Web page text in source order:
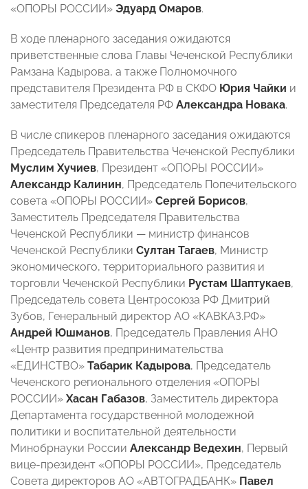
«ОПОРЫ РОССИИ» Эдуард Омаров.
В ходе пленарного заседания ожидаются
приветственные слова Главы Чеченской Республики
Рамзана Кадырова, а также Полномочного
представителя Президента РФ в СКФО Юрия Чайки и
заместителя Председателя РФ Александра Новака.
В числе спикеров пленарного заседания ожидаются
Председатель Правительства Чеченской Республики
Муслим Хучиев, Президент «ОПОРЫ РОССИИ»
Александр Калинин, Председатель Попечительского
совета «ОПОРЫ РОССИИ» Сергей Борисов,
Заместитель Председателя Правительства
Чеченской Республики — министр финансов
Чеченской Республики Султан Тагаев, Министр
экономического, территориального развития и
торговли Чеченской Республики Рустам Шаптукаев,
Председатель совета Центросоюза РФ Дмитрий
Зубов, Генеральный директор АО «КАВКАЗ.РФ»
Андрей Юшманов, Председатель Правления АНО
«Центр развития предпринимательства
«ЕДИНСТВО» Табарик Кадырова, Председатель
Чеченского регионального отделения «ОПОРЫ
РОССИИ» Хасан Габазов, Заместитель директора
Департамента государственной молодежной
политики и воспитательной деятельности
Минобрнауки России Александр Ведехин, Первый
вице-президент «ОПОРЫ РОССИИ», Председатель
Совета директоров АО «АВТОГРАДБАНК» Павел